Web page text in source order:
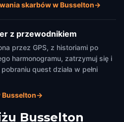
skarbów w Busselton→
z przewodnikiem
przez GPS, z historiami po
harmonogramu, zatrzymuj się i
quest działa w pełni
Busselton→
Busselton